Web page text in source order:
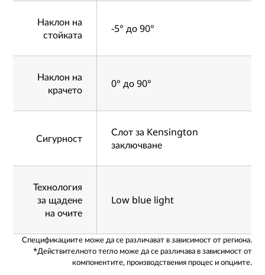
Наклон на
стойката
-5° до 90°
Наклон на
крачето
0° до 90°
Сигурност
Слот за Kensington
заключване
Технология
за щадене
на очите
Low blue light
Спецификациите може да се различават в зависимост от региона.
*Действителното тегло може да се различава в зависимост от
компонентите, производствения процес и опциите.